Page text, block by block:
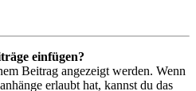
einfügen?
Beitrag angezeigt werden. Wenn
erlaubt hat, kannst du das